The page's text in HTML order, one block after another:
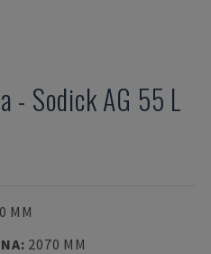
- SodickAG 55 L
MM
: 2070 MM